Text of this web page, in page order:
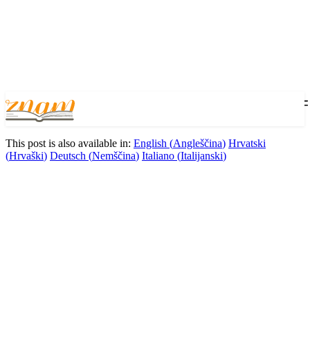
This post is also available in: English (Angleščina) Hrvatski
(Hrvaški) Deutsch (Nemščina) Italiano (Italijanski)